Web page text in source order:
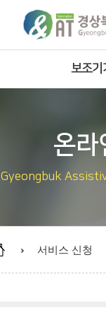
보조기
서
보유
재사용
개조·제작
온라
Gyeongbuk
서비스 신청